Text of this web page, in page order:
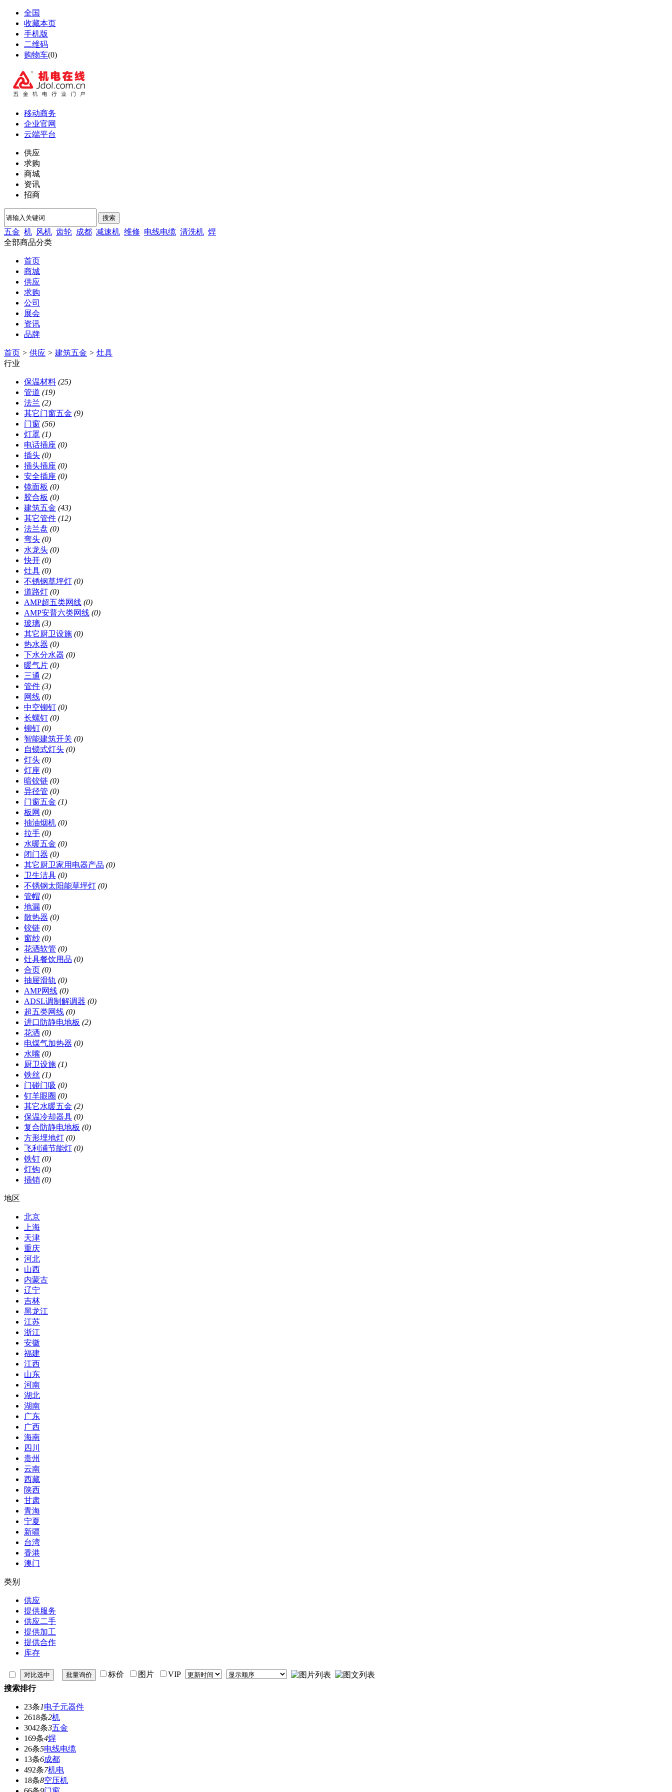
全国
收藏本页
手机版
二维码
购物车(0)
移动商务
企业官网
云端平台
供应
求购
商城
资讯
招商
搜索
五金 机 风机 齿轮 成都 减速机 维修 电线电缆 清洗机 焊
全部商品分类
首页
商城
供应
求购
公司
展会
资讯
品牌
首页 > 供应 > 建筑五金 > 灶具
行业
保温材料 (25)
管道 (19)
法兰 (2)
其它门窗五金 (9)
门窗 (56)
灯罩 (1)
电话插座 (0)
插头 (0)
插头插座 (0)
安全插座 (0)
镜面板 (0)
胶合板 (0)
建筑五金 (43)
其它管件 (12)
法兰盘 (0)
弯头 (0)
水龙头 (0)
快开 (0)
灶具 (0)
不锈钢草坪灯 (0)
道路灯 (0)
AMP超五类网线 (0)
AMP安普六类网线 (0)
玻璃 (3)
其它厨卫设施 (0)
热水器 (0)
下水分水器 (0)
暖气片 (0)
三通 (2)
管件 (3)
网线 (0)
中空铆钉 (0)
长螺钉 (0)
铆钉 (0)
智能建筑开关 (0)
自锁式灯头 (0)
灯头 (0)
灯座 (0)
暗铰链 (0)
异径管 (0)
门窗五金 (1)
板网 (0)
抽油烟机 (0)
拉手 (0)
水暖五金 (0)
闭门器 (0)
其它厨卫家用电器产品 (0)
卫生洁具 (0)
不锈钢太阳能草坪灯 (0)
管帽 (0)
地漏 (0)
散热器 (0)
铰链 (0)
窗纱 (0)
花洒软管 (0)
灶具餐饮用品 (0)
合页 (0)
抽屉滑轨 (0)
AMP网线 (0)
ADSL调制解调器 (0)
超五类网线 (0)
进口防静电地板 (2)
花洒 (0)
电煤气加热器 (0)
水嘴 (0)
厨卫设施 (1)
铁丝 (1)
门碰门吸 (0)
钉羊眼圈 (0)
其它水暖五金 (2)
保温冷却器具 (0)
复合防静电地板 (0)
方形埋地灯 (0)
飞利浦节能灯 (0)
铁钉 (0)
灯钩 (0)
插销 (0)
地区
北京
上海
天津
重庆
河北
山西
内蒙古
辽宁
吉林
黑龙江
江苏
浙江
安徽
福建
江西
山东
河南
湖北
湖南
广东
广西
海南
四川
贵州
云南
西藏
陕西
甘肃
青海
宁夏
新疆
台湾
香港
澳门
类别
供应
提供服务
供应二手
提供加工
提供合作
库存
标价 图片
VIP
搜索排行
23条1电子元器件
2618条2机
3042条3五金
169条4焊
26条5电线电缆
13条6成都
492条7机电
18条8空压机